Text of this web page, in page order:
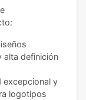
alta definición
excepcional y
logotipos